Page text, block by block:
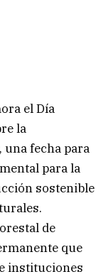
el Día
la
una fecha para
para la
sostenible
de
que
instituciones